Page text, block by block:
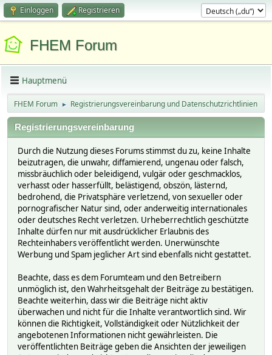
Einloggen Registrieren
FHEM Forum
Hauptmenü
FHEM Forum ► Registrierungsvereinbarung und Datenschutzrichtlinien
Registrierungsvereinbarung
Durch die Nutzung dieses Forums stimmst du zu, keine Inhalte
beizutragen, die unwahr, diffamierend, ungenau oder falsch,
missbräuchlich oder beleidigend, vulgär oder geschmacklos,
verhasst oder hasserfüllt, belästigend, obszön, lästernd,
bedrohend, die Privatsphäre verletzend, von sexueller oder
pornografischer Natur sind, oder anderweitig internationales
oder deutsches Recht verletzen. Urheberrechtlich geschützte
Inhalte dürfen nur mit ausdrücklicher Erlaubnis des
Rechteinhabers veröffentlicht werden. Unerwünschte
Werbung und Spam jeglicher Art sind ebenfalls nicht gestattet.
Beachte, dass es dem Forumteam und den Betreibern
unmöglich ist, den Wahrheitsgehalt der Beiträge zu bestätigen.
Beachte weiterhin, dass wir die Beiträge nicht aktiv
überwachen und nicht für die Inhalte verantwortlich sind. Wir
können die Richtigkeit, Vollständigkeit oder Nützlichkeit der
angebotenen Informationen nicht gewährleisten. Die
veröffentlichten Beiträge geben die Ansichten der jeweiligen